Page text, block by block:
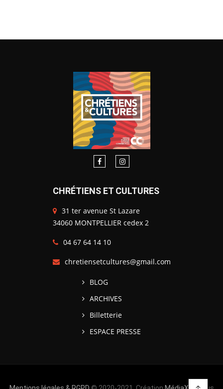
CHRÉTIENS ET CULTURES
31 ter avenue St Lazare
34060 MONTPELLIER cedex 2
04 67 64 14 10
chretiensetcultures@gmail.com
BLOG
ARCHIVES
Billetterie
ESPACE PRESSE